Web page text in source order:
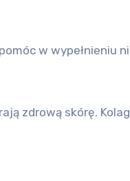
w
zdrową skórę.